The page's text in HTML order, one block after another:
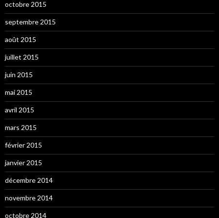
octobre 2015
septembre 2015
août 2015
juillet 2015
juin 2015
mai 2015
avril 2015
mars 2015
février 2015
janvier 2015
décembre 2014
novembre 2014
octobre 2014